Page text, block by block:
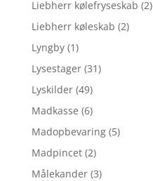
Liebherr kølefryseskab (2)
Liebherr køleskab (2)
Lyngby (1)
Lysestager (31)
Lyskilder (49)
Madkasse (6)
Madopbevaring (5)
Madpincet (2)
Målekander (3)